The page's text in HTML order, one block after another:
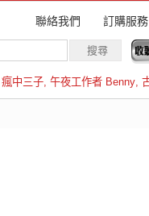
聯絡我們 訂購服務
瘋中三子, 午夜工作者 Benny,